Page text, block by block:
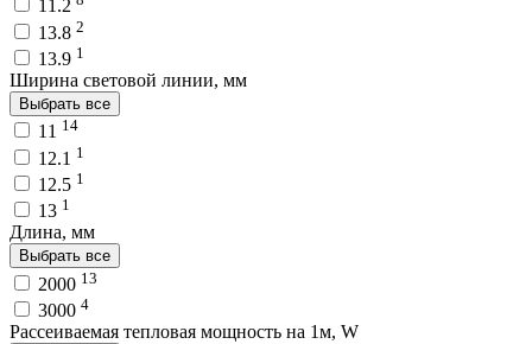
11.2
13.8 2
13.9 1
Ширина световой линии, мм
Выбрать все
11 14
12.1 1
12.5 1
13 1
Длина, мм
Выбрать все
2000 13
3000 4
Рассеиваемая тепловая мощность на 1м, W